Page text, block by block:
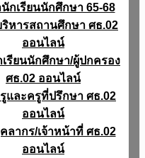
กเรียนนักศึกษา 65-68
หารสถานศึกษา ศธ.02
ออนไลน์
รียนนักศึกษา/ผู้ปกครอง
ศธ.02 ออนไลน์
และครูที่ปรึกษา ศธ.02
ออนไลน์
ลากร/เจ้าหน้าที่ ศธ.02
ออนไลน์